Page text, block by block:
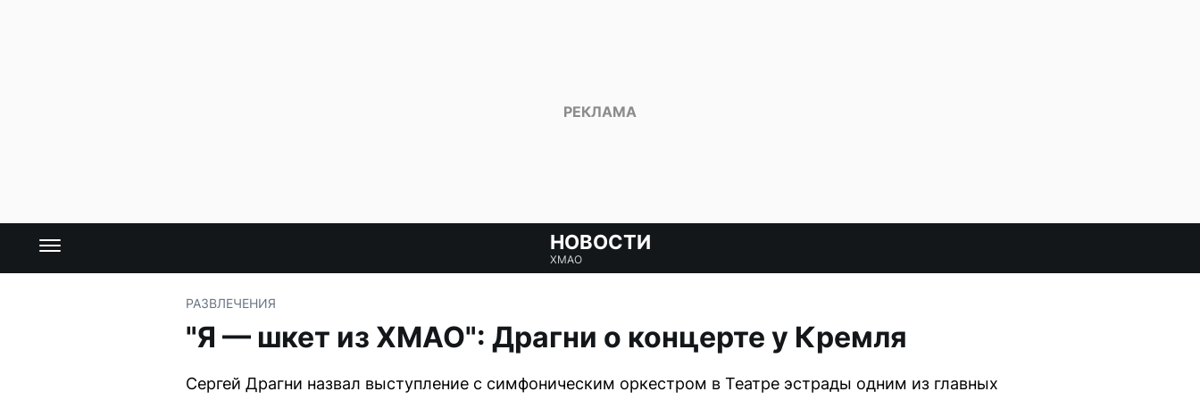
НОВОСТИ
ХМАО
РАЗВЛЕЧЕНИЯ
"Я — шкет из ХМАО": Драгни о концерте у Кремля
Сергей Драгни назвал выступление с симфоническим оркестром в Театре эстрады одним из главных